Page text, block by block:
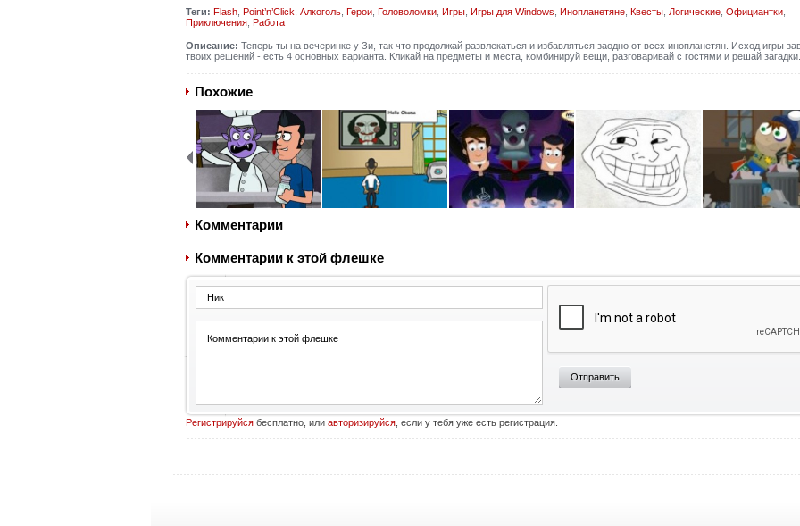
Теги: Flash, Point’n’Click Алкоголь, Герои, Головоломки, Игры, Игры для Windows Инопланетяне, Квесты, Логические, Официантки,
Приключения, Работа
Описание: Теперь ты на вечеринке у Зи, так что продолжай развлекаться и избавляться заодно от всех инопланетян. Исход игры
твоих решений - есть 4 основных варианта. Кликай на предметы и места, комбинируй вещи, разговаривай с гостями и решай загадки.
Похожие
Комментарии
Комментарии к этой флешке
Отправить
Регистрируйсябесплатно, или авторизируйся, если у тебя уже есть регистрация.